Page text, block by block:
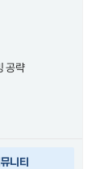
공략
니티